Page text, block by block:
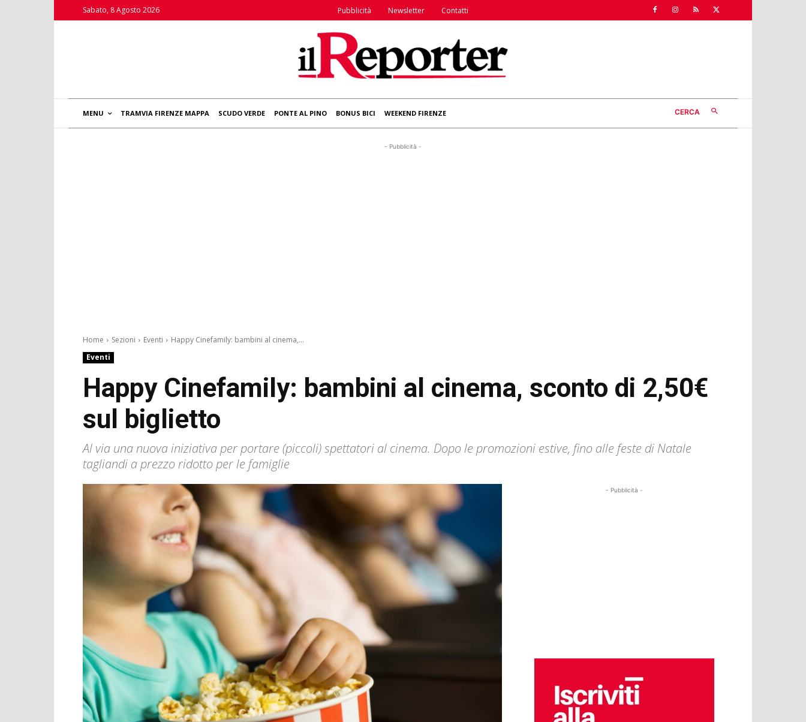
Sabato, 8 Agosto 2026 Pubblicità Newsletter Contatti
MENU TRAMVIA FIRENZE MAPPA SCUDO VERDE PONTE AL PINO BONUS BICI WEEKEND FIRENZE CERCA
- Pubblicità -
Home Sezioni Eventi
Happy Cinefamily: bambini al cinema,...
Eventi
Happy Cinefamily: bambini al cinema, sconto di 2,50€
sul biglietto
Al via una nuova iniziativa per portare (piccoli) spettatori al cinema. Dopo le promozioni estive, fino alle feste di Natale
tagliandi a prezzo ridotto per le famiglie
- Pubblicità -